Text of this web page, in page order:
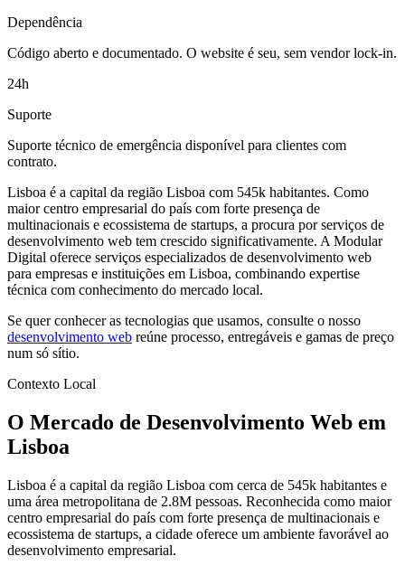
Dependência
Código aberto e documentado. O website é seu, sem vendor lock-in.
24h
Suporte
Suporte técnico de emergência disponível para clientes com
contrato.
Lisboa é a capital da região Lisboa com 545k habitantes. Como
maior centro empresarial do país com forte presença de
multinacionais e ecossistema de startups, a procura por serviços de
desenvolvimento web tem crescido significativamente. A Modular
Digital oferece serviços especializados de desenvolvimento web
para empresas e instituições em Lisboa, combinando expertise
técnica com conhecimento do mercado local.
Se quer conhecer as tecnologias que usamos, consulte o nosso
desenvolvimento web reúne processo, entregáveis e gamas de preço
num só sítio.
Contexto Local
O Mercado de Desenvolvimento Web em
Lisboa
Lisboa é a capital da região Lisboa com cerca de 545k habitantes e
uma área metropolitana de 2.8M pessoas. Reconhecida como maior
centro empresarial do país com forte presença de multinacionais e
ecossistema de startups, a cidade oferece um ambiente favorável ao
desenvolvimento empresarial.